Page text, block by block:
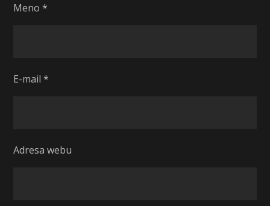
Meno*
E-mail*
Adresa webu